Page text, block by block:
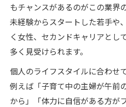
現場見学OKで適性を確
もチャンスがあるのがこの業界
未経験からスタートした若手や
く女性、セカンドキャリアとし
多く見受けられます。
個人のライフスタイルに合わせ
例えば「子育て中の主婦が午前
から」「体力に自信がある方が